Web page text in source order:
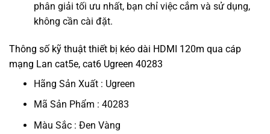
phân giải tối ưu nhất, bạn chỉ việc cắm và sử dụng,
không cần cài đặt.
Thông số kỹ thuật thiết bị kéo dài HDMI 120m qua cáp
mạng Lan cat5e, cat6 Ugreen 40283
Hãng Sản Xuất : Ugreen
Mã Sản Phẩm : 40283
Màu Sắc : Đen Vàng